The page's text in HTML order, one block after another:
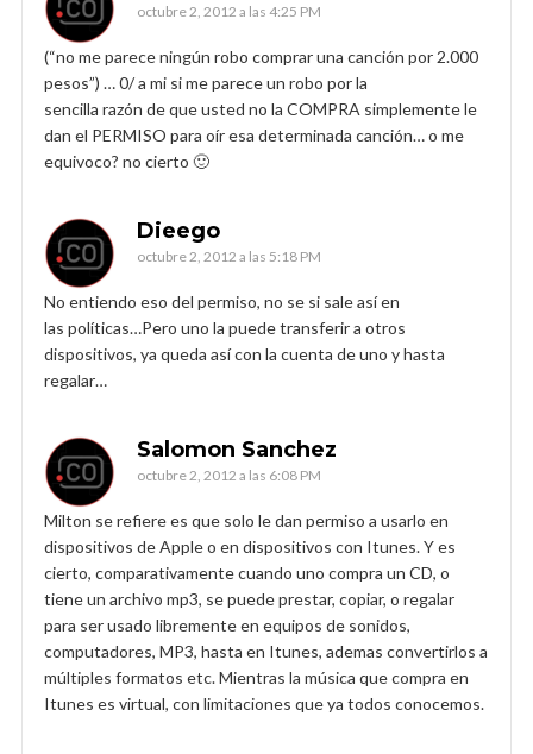
octubre 2, 2012 a las 4:25 PM
(“no me parece ningún robo comprar una canción por 2.000
pesos”) … 0/ a mi si me parece un robo por la
sencilla razón de que usted no la COMPRA simplemente le
dan el PERMISO para oír esa determinada canción… o me
equivoco? no cierto 🙂
Dieego
octubre 2, 2012 a las 5:18 PM
No entiendo eso del permiso, no se si sale así en
las políticas…Pero uno la puede transferir a otros
dispositivos, ya queda así con la cuenta de uno y hasta
regalar…
Salomon Sanchez
octubre 2, 2012 a las 6:08 PM
Milton se refiere es que solo le dan permiso a usarlo en
dispositivos de Apple o en dispositivos con Itunes. Y es
cierto, comparativamente cuando uno compra un CD, o
tiene un archivo mp3, se puede prestar, copiar, o regalar
para ser usado libremente en equipos de sonidos,
computadores, MP3, hasta en Itunes, ademas convertirlos a
múltiples formatos etc. Mientras la música que compra en
Itunes es virtual, con limitaciones que ya todos conocemos.